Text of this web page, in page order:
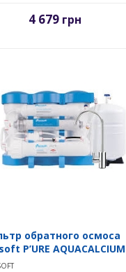
4 679 грн
обратного осмоса
P’URE AQUACALCIUM